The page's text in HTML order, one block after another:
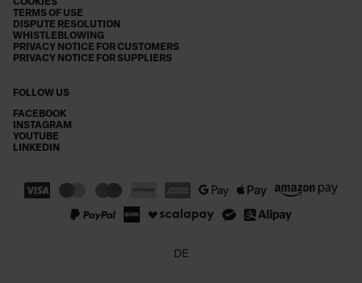
COOKIES
TERMS OF USE
DISPUTE RESOLUTION
WHISTLEBLOWING
PRIVACY NOTICE FOR CUSTOMERS
PRIVACY NOTICE FOR SUPPLIERS
FOLLOW US
FACEBOOK
INSTAGRAM
YOUTUBE
LINKEDIN
DE